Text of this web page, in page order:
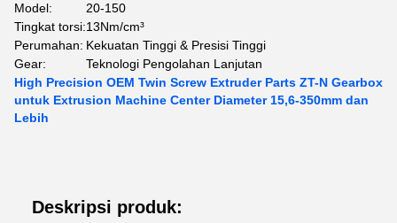
Model:
20-150
Tingkat torsi:13Nm/cm³
Perumahan: Kekuatan Tinggi & Presisi Tinggi
Gear:
Teknologi Pengolahan Lanjutan
High Precision OEM Twin Screw Extruder Parts ZT-N Gearbox
untuk Extrusion Machine Center Diameter 15,6-350mm dan
Lebih
Deskripsi produk: